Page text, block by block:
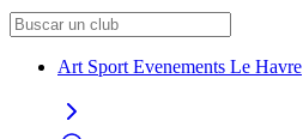
Art Sport Evenements Le Havre